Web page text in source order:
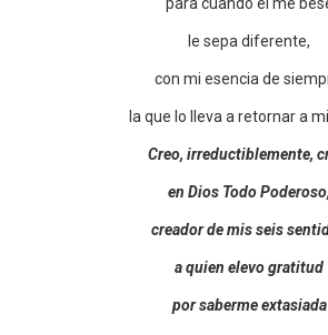
le sepa diferente,
con mi esencia de
la que lo lleva a retornar a mi
Creo, irreductiblemente,
en Dios Todo Poderoso,
creador de mis seis
a quien elevo gratitud
por saberme extasiada